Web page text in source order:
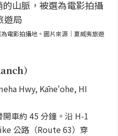
電影拍攝地。圖片來源｜夏威夷旅遊
）
Hwy, Kāneʻohe, HI
車約 45 分鐘。沿 H-1
公路（Route 63）穿